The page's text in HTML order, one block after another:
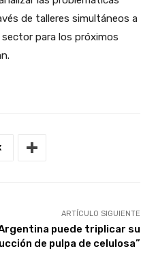
de talleres simultáneos a
para los próximos
ARTÍCULO SIGUIENTE
puede triplicar su
de pulpa de celulosa”